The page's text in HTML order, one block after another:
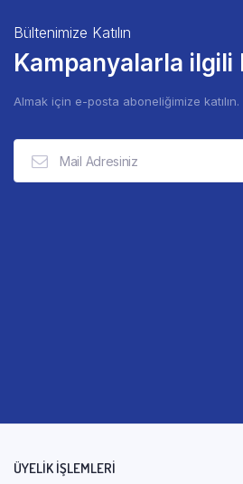
Bültenimize Katılın
Kampanyalarla ilgili
Almak için e-posta aboneliğimize katılın.
ÜYELİK İŞLEMLERİ